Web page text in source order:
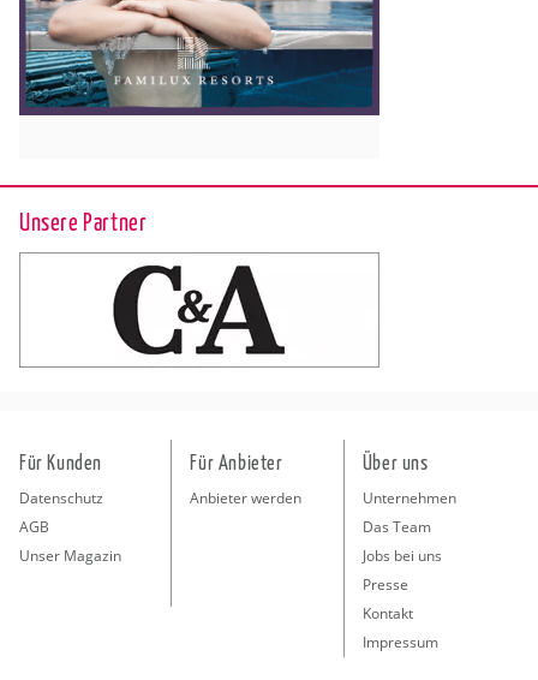
Unsere Partner
Für Kunden
Datenschutz
AGB
Unser Magazin
Für Anbieter
Anbieter werden
Über uns
Unternehmen
Das Team
Jobs bei uns
Presse
Kontakt
Impressum